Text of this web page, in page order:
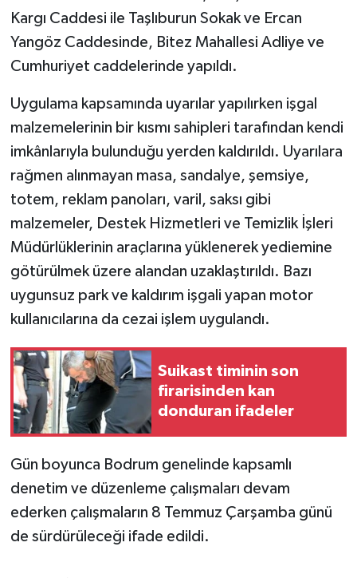
Kargı Caddesi ile Taşlıburun Sokak ve Ercan
Yangöz Caddesinde, Bitez Mahallesi Adliye ve
Cumhuriyet caddelerinde yapıldı.
Uygulama kapsamında uyarılar yapılırken işgal
malzemelerinin bir kısmı sahipleri tarafından kendi
imkânlarıyla bulunduğu yerden kaldırıldı. Uyarılara
rağmen alınmayan masa, sandalye, şemsiye,
totem, reklam panoları, varil, saksı gibi
malzemeler, Destek Hizmetleri ve Temizlik İşleri
Müdürlüklerinin araçlarına yüklenerek yediemine
götürülmek üzere alandan uzaklaştırıldı. Bazı
uygunsuz park ve kaldırım işgali yapan motor
kullanıcılarına da cezai işlem uygulandı.
Suikast timinin son
firarisinden kan
donduran ifadeler
Gün boyunca Bodrum genelinde kapsamlı
denetim ve düzenleme çalışmaları devam
ederken çalışmaların 8 Temmuz Çarşamba günü
de sürdürüleceği ifade edildi.
Jandarma
Kadın
KÜLTÜR SANAT
MAGAZİN
Otomobil
Sağlık
SİYASET
SPOR HABERLERİ
TEKNOLOJİ
Turizm
ÜLKE GÜNDEMİ
YAŞAM